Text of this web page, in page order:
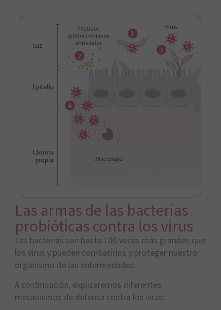
Las armas de las bacterias
probióticas contra los virus
Las bacterias son hasta 100 veces más grandes que
los virus y pueden combatirlos y proteger nuestro
organismo de las enfermedades.
A continuación, explicaremos diferentes
mecanismos de defensa contra los virus: